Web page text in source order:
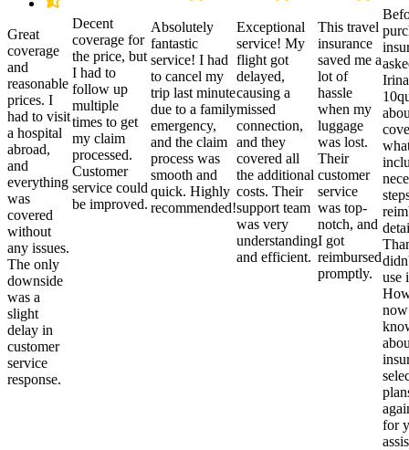
Great
coverage
and
reasonable
prices. I
had to visit
a hospital
abroad,
and
everything
was
covered
without
any issues.
The only
downside
was a
slight
delay in
customer
service
response.
Decent
coverage for
the price, but
I had to
follow up
multiple
times to get
my claim
processed.
Customer
service could
be improved.
Absolutely
fantastic
service! I had
to cancel my
trip last minute
due to a family
emergency,
and the claim
process was
smooth and
quick. Highly
recommended!
Exceptional
service! My
flight got
delayed,
causing a
missed
connection,
and they
covered all
the additional
costs. Their
support team
was very
understanding
and efficient.
This travel
insurance
saved me a
lot of
hassle
when my
luggage
was lost.
Their
customer
service
was top-
notch, and
I got
reimbursed
promptly.
use
for